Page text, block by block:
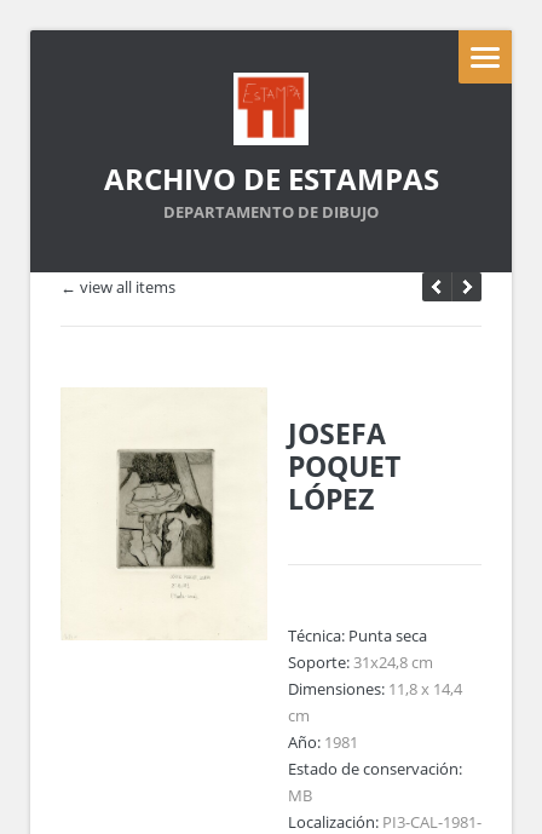
ARCHIVO DE ESTAMPAS
DEPARTAMENTO DE DIBUJO
← view all items
JOSEFA
POQUET
LÓPEZ
Técnica: Punta seca
Soporte:31x24,8 cm
Dimensiones: 11,8 x 14,4
cm
Año: 1981
Estado de conservación:
MB
Localización: PI3-CAL-1981-